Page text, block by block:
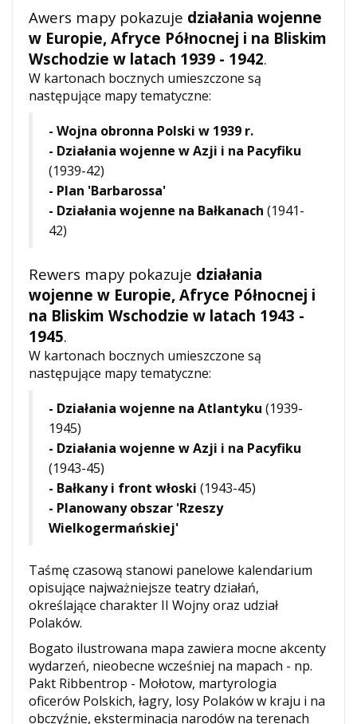
Awers mapy pokazuje działania wojenne
w Europie, Afryce Północnej i na Bliskim
Wschodzie w latach 1939 - 1942.
W kartonach bocznych umieszczone są
następujące mapy tematyczne:
- Wojna obronna Polski w 1939 r.
- Działania wojenne w Azji i na Pacyfiku
(1939-42)
- Plan 'Barbarossa'
- Działania wojenne na Bałkanach (1941-
42)
Rewers mapy pokazuje działania
wojenne w Europie, Afryce Północnej i
na Bliskim Wschodzie w latach 1943 -
1945.
W kartonach bocznych umieszczone są
następujące mapy tematyczne:
- Działania wojenne na Atlantyku (1939-
1945)
- Działania wojenne w Azji i na Pacyfiku
(1943-45)
- Bałkany i front włoski (1943-45)
- Planowany obszar 'Rzeszy
Wielkogermańskiej'
Taśmę czasową stanowi panelowe kalendarium
opisujące najważniejsze teatry działań,
określające charakter II Wojny oraz udział
Polaków.
Bogato ilustrowana mapa zawiera mocne akcenty
wydarzeń, nieobecne wcześniej na mapach - np.
Pakt Ribbentrop - Mołotow, martyrologia
oficerów Polskich, łagry, losy Polaków w kraju i na
obczyźnie, eksterminacja narodów na terenach